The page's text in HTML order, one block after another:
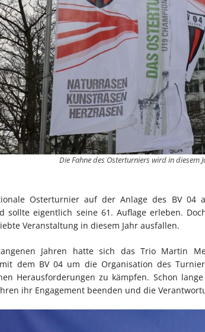
Die Fahne des Osterturniers wird in diesem
Osterturnier auf der Anlage des BV 04
sollte eigentlich seine 61. Auflage erleben.
Veranstaltung in diesem Jahr ausfallen.
Jahren hatte sich das Trio Martin
dem BV 04 um die Organisation des
Herausforderungen zu kämpfen. Schon
ihr Engagement beenden und die